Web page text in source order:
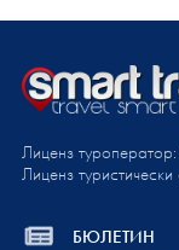
Лиценз
Лиценз
БЮЛЕТИН